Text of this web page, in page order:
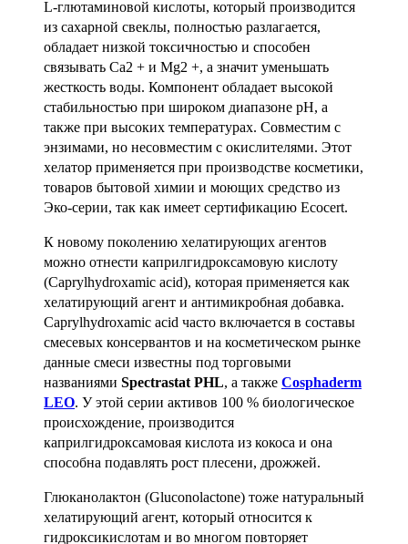
L-глютаминовой кислоты, который производится
из сахарной свеклы, полностью разлагается,
обладает низкой токсичностью и способен
связывать Ca2 + и Mg2 +, а значит уменьшать
жесткость воды. Компонент обладает высокой
стабильностью при широком диапазоне pH, а
также при высоких температурах. Совместим с
энзимами, но несовместим с окислителями. Этот
хелатор применяется при производстве косметики,
товаров бытовой химии и моющих средство из
Эко-серии, так как имеет сертификацию Ecocert.
К новому поколению хелатирующих агентов
можно отнести каприлгидроксамовую кислоту
(Caprylhydroxamic acid), которая применяется как
хелатирующий агент и антимикробная добавка.
Caprylhydroxamic acid часто включается в составы
смесевых консервантов и на косметическом рынке
данные смеси известны под торговыми
названиями Spectrastat PHL, а также Cosphaderm
LEO. У этой серии активов 100 % биологическое
происхождение, производится
каприлгидроксамовая кислота из кокоса и она
способна подавлять рост плесени, дрожжей.
Глюканолактон (Gluconolactone) тоже натуральный
хелатирующий агент, который относится к
гидроксикислотам и во многом повторяет